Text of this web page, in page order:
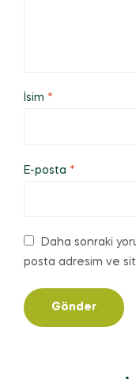
İsim *
E-posta *
Daha sonraki
posta adresim ve